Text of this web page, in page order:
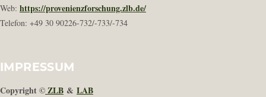
Web: https://provenienzforschung.zlb.de/
Telefon: +49 30 90226-732/-733/-734
IMPRESSUM
Copyright ©ZLB & LAB